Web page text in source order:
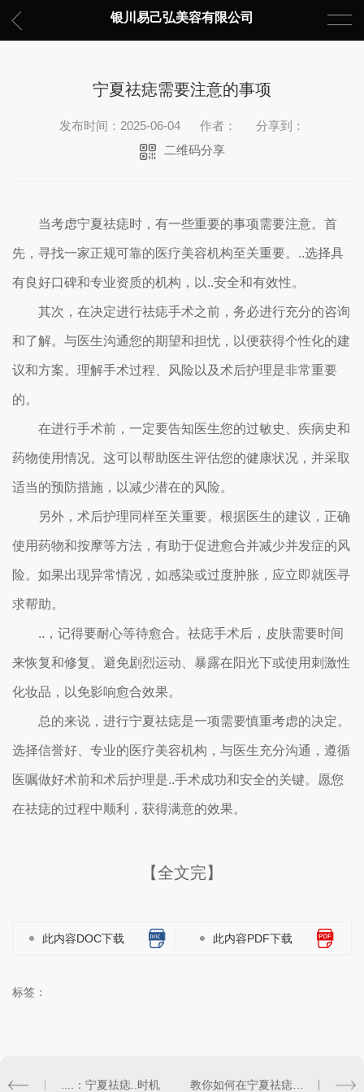
银川易己弘美容有限公司
宁夏祛痣需要注意的事项
发布时间：2025-06-04 作者：
分享到：
二维码分享
当考虑宁夏祛痣时，有一些重要的事项需要注意。首
先，寻找一家正规可靠的医疗美容机构至关重要。..选择具
有良好口碑和专业资质的机构，以..安全和有效性。
其次，在决定进行祛痣手术之前，务必进行充分的咨询
和了解。与医生沟通您的期望和担忧，以便获得个性化的建
议和方案。理解手术过程、风险以及术后护理是非常重要
的。
在进行手术前，一定要告知医生您的过敏史、疾病史和
药物使用情况。这可以帮助医生评估您的健康状况，并采取
适当的预防措施，以减少潜在的风险。
另外，术后护理同样至关重要。根据医生的建议，正确
使用药物和按摩等方法，有助于促进愈合并减少并发症的风
险。如果出现异常情况，如感染或过度肿胀，应立即就医寻
求帮助。
..，记得要耐心等待愈合。祛痣手术后，皮肤需要时间
来恢复和修复。避免剧烈运动、暴露在阳光下或使用刺激性
化妆品，以免影响愈合效果。
总的来说，进行宁夏祛痣是一项需要慎重考虑的决定。
选择信誉好、专业的医疗美容机构，与医生充分沟通，遵循
医嘱做好术前和术后护理是..手术成功和安全的关键。愿您
在祛痣的过程中顺利，获得满意的效果。
【全文完】
此内容DOC下载 此内容PDF下载
标签：
....：宁夏祛痣..时机